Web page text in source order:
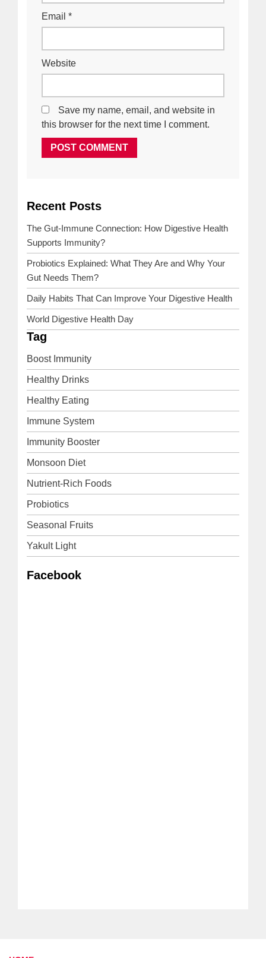
Email *
Website
Save my name, email, and website in
this browser for the next time I comment.
PREVIOUS
POST
NEXT
POST
Recent Posts
The Gut-Immune Connection: How Digestive Health
Supports Immunity?
Probiotics Explained: What They Are and Why Your
Gut Needs Them?
Daily Habits That Can Improve Your Digestive Health
World Digestive Health Day
Tag
Boost Immunity
Healthy Drinks
Healthy Eating
Immune System
Immunity Booster
Monsoon Diet
Nutrient-Rich Foods
Probiotics
Seasonal Fruits
Yakult Light
Facebook